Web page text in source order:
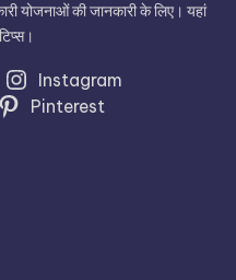
योजनाओं की जानकारी के लिए। यहां
Instagram
Pinterest